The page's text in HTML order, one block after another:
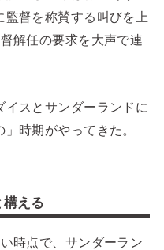
督を称賛する叫びを上
解任の要求を大声で連
イスとサンダーランドに
時期がやってきた。
える
時点で、サンダーラン